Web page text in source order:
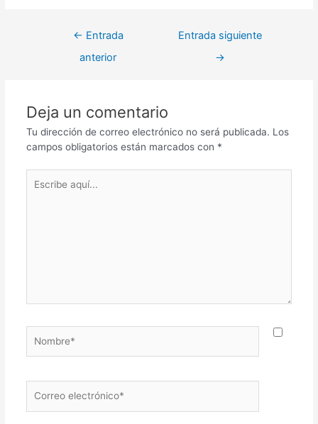
← Entrada
anterior
Entrada siguiente
→
Deja un comentario
Tu dirección de correo electrónico no será publicada. Los
campos obligatorios están marcados con *
aquí...
electrónico*